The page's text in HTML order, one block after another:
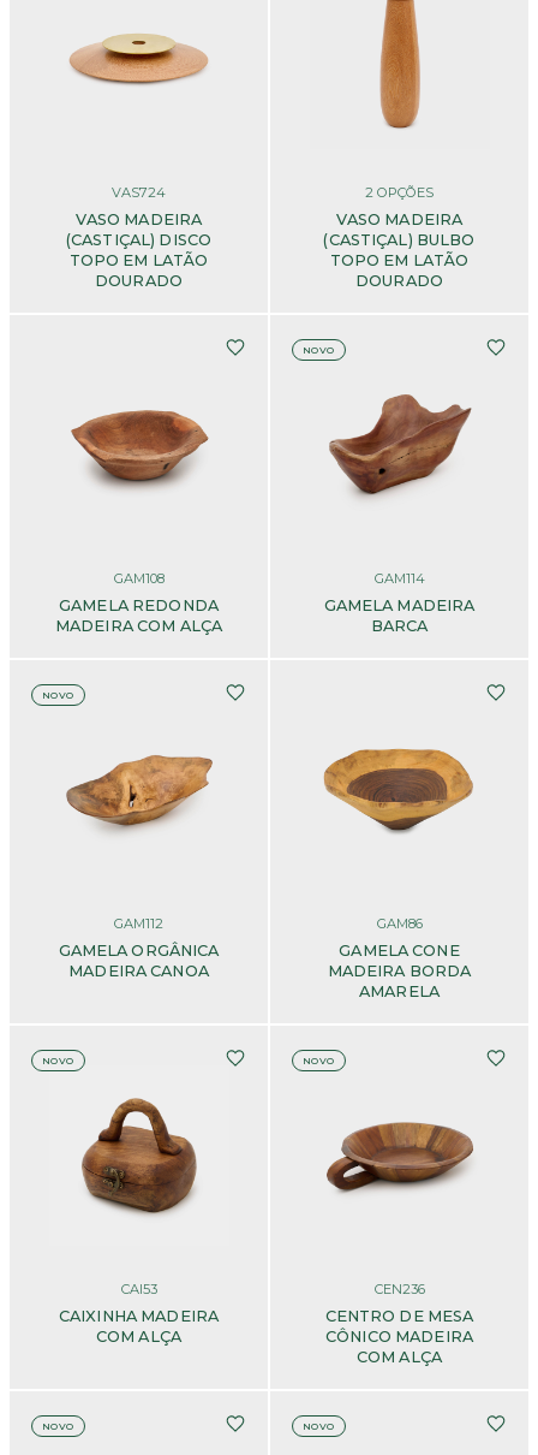
VAS724
VASO MADEIRA
(CASTIÇAL) DISCO
TOPO EM LATÃO
DOURADO
2 OPÇÕES
VASO MADEIRA
(CASTIÇAL) BULBO
TOPO EM LATÃO
DOURADO
GAM108
GAMELA REDONDA
MADEIRA COM ALÇA
NOVO
GAM114
GAMELA MADEIRA
BARCA
NOVO
GAM112
GAMELA ORGÂNICA
MADEIRA CANOA
GAM86
GAMELA CONE
MADEIRA BORDA
AMARELA
NOVO
CAI53
CAIXINHA MADEIRA
COM ALÇA
NOVO
CEN236
CENTRO DE MESA
CÔNICO MADEIRA
COM ALÇA
NOVO NOVO